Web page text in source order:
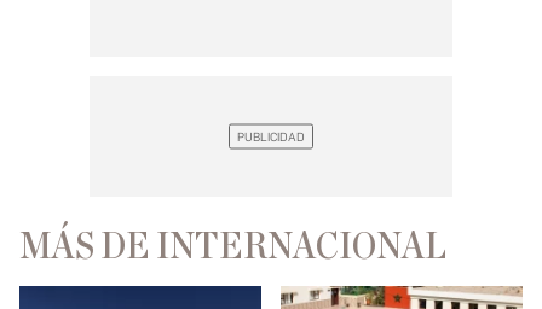
MÁS DE INTERNACIONAL